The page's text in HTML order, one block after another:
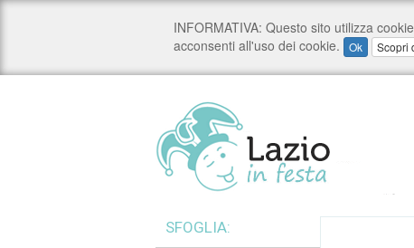
SFOGLIA: